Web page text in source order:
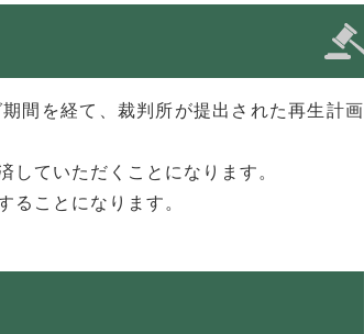
間を経て、裁判所が提出された再生計画
していただくことになります。
ることになります。